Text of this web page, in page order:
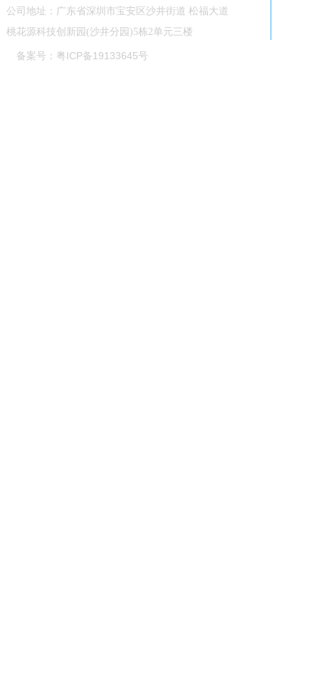
公司地址：广东省深圳市宝安区沙井街道 松福大道
桃花源科技创新园(沙井分园)5栋2单元三楼
备案号：粤ICP备19133645号